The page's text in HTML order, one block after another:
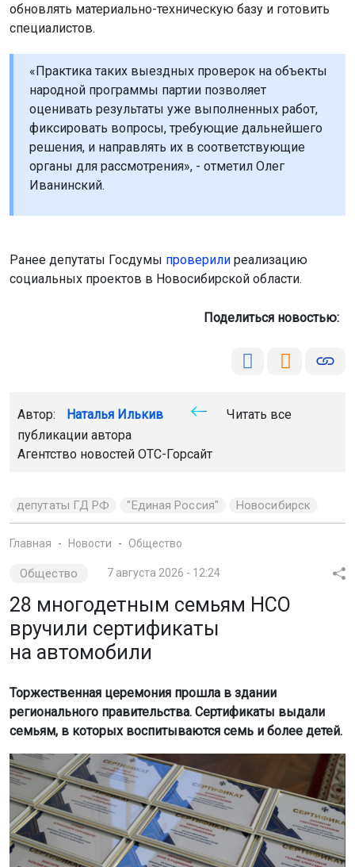
обновлять материально-техническую базу и готовить
специалистов.
«Практика таких выездных проверок на объекты
народной программы партии позволяет
оценивать результаты уже выполненных работ,
фиксировать вопросы, требующие дальнейшего
решения, и направлять их в соответствующие
органы для рассмотрения», - отметил Олег
Иванинский.
Ранее депутаты Госдумы проверили реализацию
социальных проектов в Новосибирской области.
Поделиться новостью:
Автор: Наталья Илькив
Читать все
публикации автора
Агентство новостей ОТС-Горсайт
депутаты ГД РФ "Единая Россия" Новосибирск
Главная Новости Общество
Общество 7 августа 2026 - 12:24
28 многодетным семьям НСО
вручили сертификаты
на автомобили
Торжественная церемония прошла в здании
регионального правительства. Сертификаты выдали
семьям, в которых воспитываются семь и более детей.